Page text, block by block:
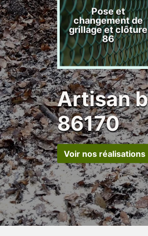
86
Pose et
changement de
grillage et clôture
86
Artisan
86170
Voir nos réalisations